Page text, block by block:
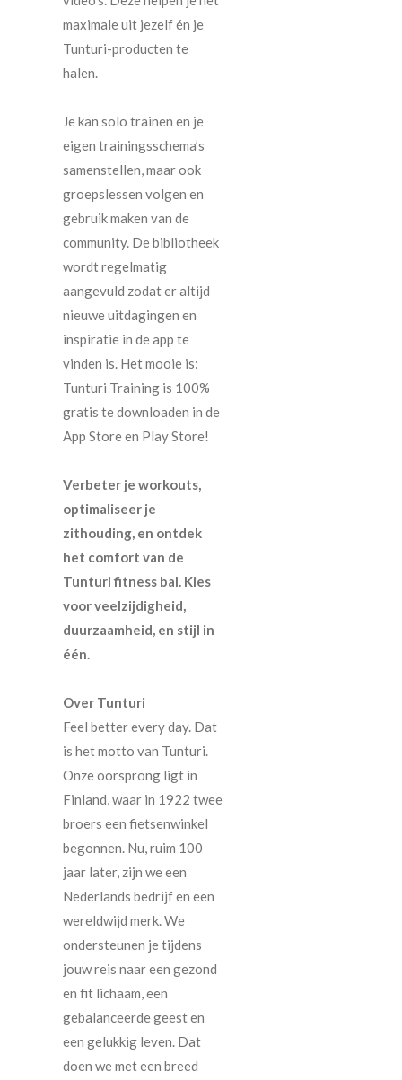
maximale uit jezelf én je
Tunturi-producten te
halen.
Je kan solo trainen en je
eigen trainingsschema’s
samenstellen, maar ook
groepslessen volgen en
gebruik maken van de
community. De bibliotheek
wordt regelmatig
aangevuld zodat er altijd
nieuwe uitdagingen en
inspiratie in de app te
vinden is. Het mooie is:
Tunturi Training is 100%
gratis te downloaden in de
App Store en Play Store!
Verbeter je workouts,
optimaliseer je
zithouding, en ontdek
het comfort van de
Tunturi fitness bal. Kies
voor veelzijdigheid,
duurzaamheid, en stijl in
één.
Over Tunturi
Feel better every day. Dat
is het motto van Tunturi.
Onze oorsprong ligt in
Finland, waar in 1922 twee
broers een fietsenwinkel
begonnen. Nu, ruim 100
jaar later, zijn we een
Nederlands bedrijf en een
wereldwijd merk. We
ondersteunen je tijdens
jouw reis naar een gezond
en fit lichaam, een
gebalanceerde geest en
een gelukkig leven. Dat
doen we met een breed